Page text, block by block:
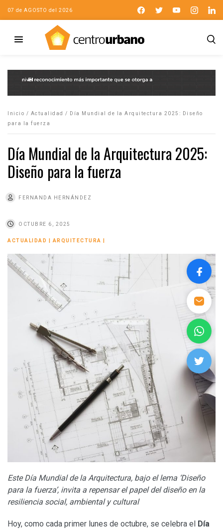
07 de AGOSTO del 2026
Inicio / Actualidad /
Día Mundial de la Arquitectura 2025: Diseño
para la fuerza
Día Mundial de la Arquitectura 2025:
Diseño para la fuerza
FERNANDA HERNÁNDEZ
OCTUBRE 6, 2025
ACTUALIDAD ARQUITECTURA
Este Día Mundial de la Arquitectura, bajo el lema ‘Diseño
para la fuerza’, invita a repensar el papel del diseño en la
resiliencia social, ambiental y cultural
Hoy, como cada primer lunes de octubre, se celebra el Día